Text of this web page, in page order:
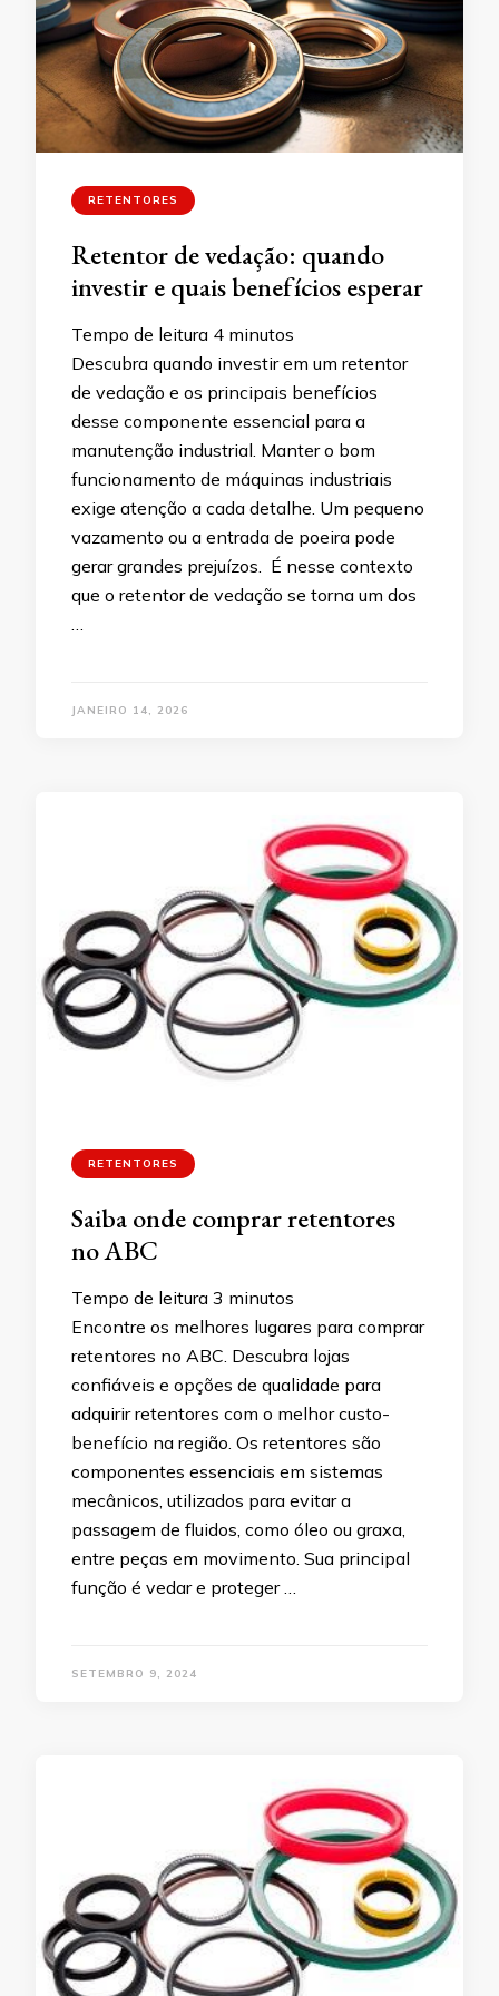
RETENTORES
Retentor de vedação: quando
investir e quais benefícios esperar
Tempo de leitura 4 minutos
Descubra quando investir em um retentor
de vedação e os principais benefícios
desse componente essencial para a
manutenção industrial. Manter o bom
funcionamento de máquinas industriais
exige atenção a cada detalhe. Um pequeno
vazamento ou a entrada de poeira pode
gerar grandes prejuízos. É nesse contexto
que o retentor de vedação se torna um dos
JANEIRO 14, 2026
RETENTORES
Saiba onde comprar retentores
no ABC
Tempo de leitura 3 minutos
Encontre os melhores lugares para comprar
retentores no ABC. Descubra lojas
confiáveis e opções de qualidade para
adquirir retentores com o melhor custo-
benefício na região. Os retentores são
componentes essenciais em sistemas
mecânicos, utilizados para evitar a
passagem de fluidos, como óleo ou graxa,
entre peças em movimento. Sua principal
função é vedar e proteger …
SETEMBRO 9, 2024